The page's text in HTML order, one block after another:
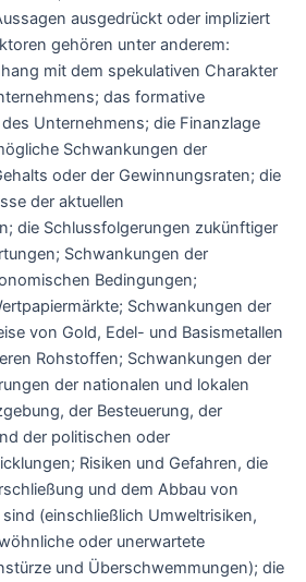
ausgedrückt oder impliziert
gehören unter anderem:
mit dem spekulativen Charakter
das formative
Unternehmens; die Finanzlage
Schwankungen der
oder der Gewinnungsraten; die
der aktuellen
die Schlussfolgerungen zukünftiger
Schwankungen der
Bedingungen;
Schwankungen der
von Gold, Edel- und Basismetallen
Rohstoffen; Schwankungen der
der nationalen und lokalen
der Besteuerung, der
der politischen oder
Risiken und Gefahren, die
und dem Abbau von
(einschließlich Umweltrisiken,
oder unerwartete
und Überschwemmungen); die